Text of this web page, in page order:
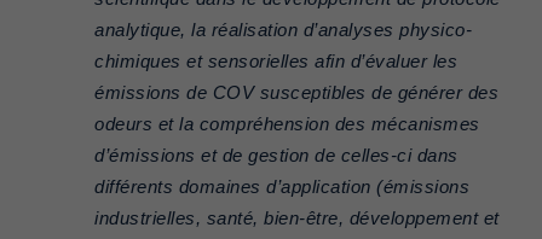
analytique, la réalisation d’analyses physico-
chimiques et sensorielles afin d’évaluer les
émissions de COV susceptibles de générer des
odeurs et la compréhension des mécanismes
d’émissions et de gestion de celles-ci dans
différents domaines d’application (émissions
industrielles, santé, bien-être, développement et